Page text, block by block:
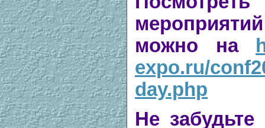
можно на
expo.ru/
day.php
Не